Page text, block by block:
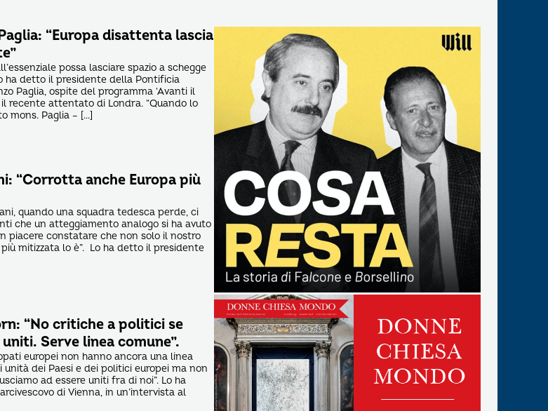
“Europa disattenta lascia
possa lasciare spazio a schegge
ha detto il presidente della Pontificia
Paglia, ospite del programma ‘Avanti il
recente attentato di Londra. “Quando lo
mons. Paglia – […]
“Corrotta anche Europa più
quando una squadra tedesca perde, ci
che un atteggiamento analogo si ha avuto
piacere constatare che non solo il nostro
mitizzata lo è”. Lo ha detto il presidente
“No critiche a politici se
Serve linea comune”.
europei non hanno ancora una linea
dei Paesi e dei politici europei ma non
ad essere uniti fra di noi”. Lo ha
di Vienna, in un’intervista al